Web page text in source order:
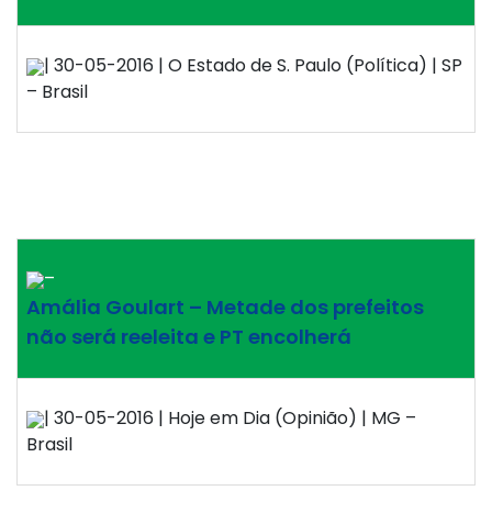
| 30-05-2016 | O Estado de S. Paulo (Política) | SP
– Brasil
–
Amália Goulart – Metade dos prefeitos
não será reeleita e PT encolherá
| 30-05-2016 | Hoje em Dia (Opinião) | MG –
Brasil